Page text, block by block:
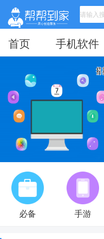
首页 手机软件
必备 手游